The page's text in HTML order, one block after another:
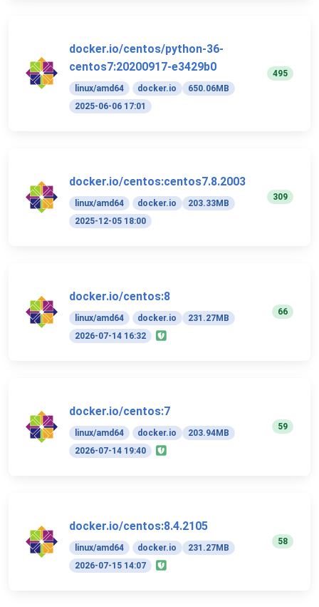
docker.io/centos/python-36-
centos7:20200917-e3429b0
linux/amd64 docker.io
650.06MB
2025-06-06 17:01
495
docker.io/centos:centos7.8.2003
linux/amd64 docker.io
203.33MB
2025-12-05 18:00
309
docker.io/centos:8
linux/amd64 docker.io
231.27MB
2026-07-14 16:32
66
docker.io/centos:7
linux/amd64 docker.io
203.94MB
2026-07-14 19:40
59
docker.io/centos:8.4.2105
linux/amd64 docker.io
231.27MB
2026-07-15 14:07
58